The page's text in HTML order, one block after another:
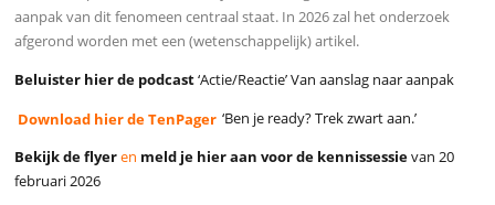
aanpak van dit fenomeen centraal staat. In 2026 zal het onderzoek
afgerond worden met een (wetenschappelijk) artikel.
Beluister hier de podcast‘Actie/Reactie’ Van aanslag naar aanpak
Download hier de TenPager ‘Ben je ready? Trek zwart aan.’
Bekijk de flyeren meld je hier aan voor de kennissessievan 20
februari 2026